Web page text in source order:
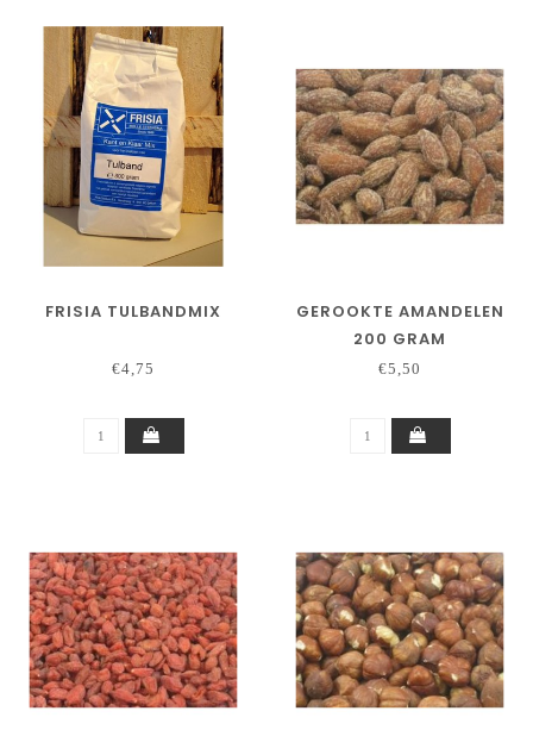
FRISIA TULBANDMIX
€4,75
GEROOKTE AMANDELEN
200 GRAM
€5,50